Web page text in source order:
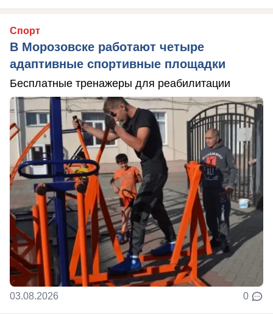
Спорт
В Морозовске работают четыре
адаптивные спортивные площадки
Бесплатные тренажеры для реабилитации
03.08.2026 0